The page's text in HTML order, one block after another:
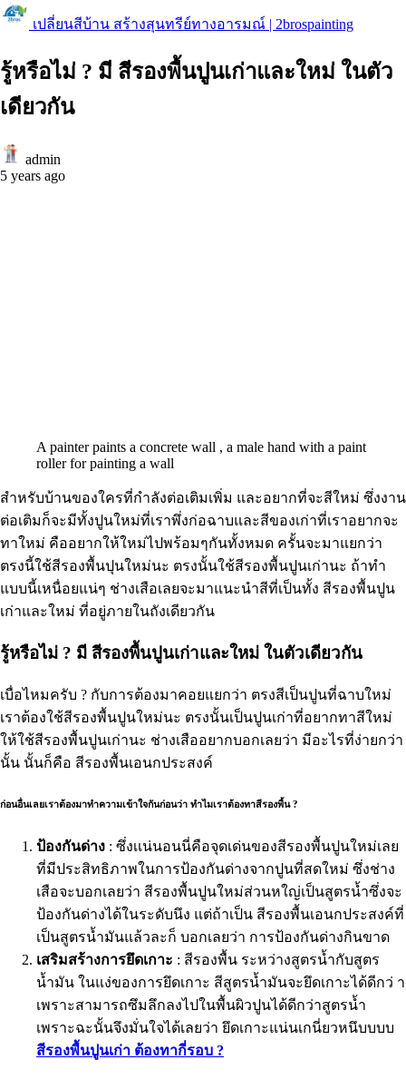
เปลี่ยนสีบ้าน สร้างสุนทรีย์ทางอารมณ์ | 2brospainting
รู้หรือไม่ ? มี สีรองพื้นปูนเก่าและใหม่ ในตัว
เดียวกัน
admin
5 years ago
A painter paints a concrete wall , a male hand with a paint
roller for painting a wall
สำหรับบ้านของใครที่กำลังต่อเติมเพิ่ม และอยากที่จะสีใหม่ ซึ่งงาน
ต่อเติมก็จะมีทั้งปูนใหม่ที่เราพึ่งก่อฉาบและสีของเก่าที่เราอยากจะ
ทาใหม่ คืออยากให้ใหม่ไปพร้อมๆกันทั้งหมด ครั้นจะมาแยกว่า
ตรงนี้ใช้สีรองพื้นปุนใหม่นะ ตรงนั้นใช้สีรองพื้นปูนเก่านะ ถ้าทำ
แบบนี้เหนื่อยแน่ๆ ช่างเสือเลยจะมาแนะนำสีที่เป็นทั้ง สีรองพื้นปูน
เก่าและใหม่ ที่อยู่ภายในถังเดียวกัน
รู้หรือไม่ ? มี สีรองพื้นปูนเก่าและใหม่ ในตัวเดียวกัน
เบื่อไหมครับ ? กับการต้องมาคอยแยกว่า ตรงสีเป็นปูนที่ฉาบใหม่
เราต้องใช้สีรองพื้นปูนใหม่นะ ตรงนั้นเป็นปูนเก่าที่อยากทาสีใหม่
ให้ใช้สีรองพื้นปูนเก่านะ ช่างเสืออยากบอกเลยว่า มีอะไรที่ง่ายกว่า
นั้น นั้นก็คือ สีรองพื้นเอนกประสงค์
ก่อนอื่นเลยเราต้องมาทำความเข้าใจกันก่อนว่า ทำไมเราต้องทาสีรองพื้น ?
ป้องกันด่าง : ซึ่งเเน่นอนนี่คือจุดเด่นของสีรองพื้นปูนใหม่เลย
ที่มีประสิทธิภาพในการป้องกันด่างจากปูนที่สดใหม่ ซึ่งช่าง
เสือจะบอกเลยว่า สีรองพื้นปูนใหม่ส่วนหใญ่เป็นสูตรน้ำซึ่งจะ
ป้องกันด่างได้ในระดับนึง แต่ถ้าเป็น สีรองพื้นเอนกประสงค์ที่
เป็นสูตรน้ำมันแล้วละก็ บอกเลยว่า การป้องกันด่างกินขาด
เสริมสร้างการยึดเกาะ : สีรองพื้น ระหว่างสูตรน้ำกับสูตร
น้ำมัน ในแง่ของการยึดเกาะ สีสูตรน้ำมันจะยึดเกาะได้ดีกว่ า
เพราะสามารถซึมลึกลงไปในพื้นผิวปูนได้ดีกว่าสูตรน้ำ
เพราะฉะนั้นจึงมั่นใจได้เลยว่า ยึดเกาะแน่นเกนี่ยวหนึบบบบ
สีรองพื้นปูนเก่า ต้องทากี่รอบ ?